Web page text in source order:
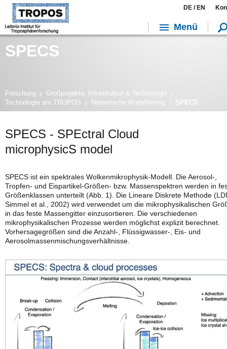
SPECS
Forschung
Großprojekte, Infrastruktur & Technologie
Technologie am TROPOS
Numerische Modellierung SPECS
SPECS - SPEctral Cloud
microphysicS model
SPECS ist ein spektrales Wolkenmikrophysik-Modell. Die Aerosol-,
Tropfen- und Eispartikel-Größen- bzw. Massenspektren werden in
Größenklassen unterteilt (Abb. 1). Die Lineare Diskrete Methode
Simmel et al., 2002) wird verwendet um die mikrophysikalischen
in das feste Massengitter einzusortieren. Die verschiedenen
mikrophysikalischen Prozesse werden möglichst explizit berechnet.
Vorhersagegrößen sind die Anzahl-, Flüssigwasser-, Eis- und
Aerosolmassenmischungsverhältnisse.
DE /EN
Menü